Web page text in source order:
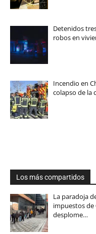
Detenidos
robos en
Incendio en
colapso de la
Los más compartidos
La paradoja
impuestos de
desplome…